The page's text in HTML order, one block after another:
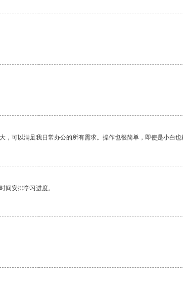
可以满足我日常办公的所有需求。操作也很简单，即使是小白也
间安排学习进度。